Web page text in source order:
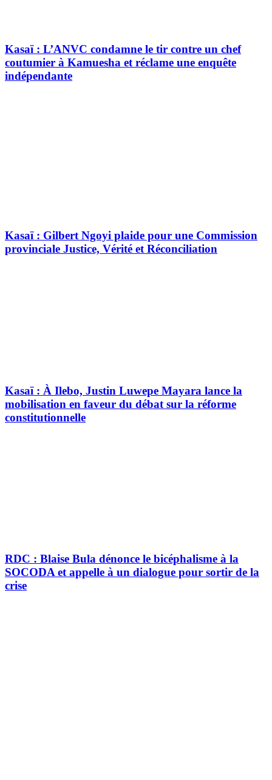
Kasaï : L’ANVC condamne le tir contre un chef
coutumier à Kamuesha et réclame une enquête
indépendante
Kasaï : Gilbert Ngoyi plaide pour une Commission
provinciale Justice, Vérité et Réconciliation
Kasaï : À Ilebo, Justin Luwepe Mayara lance la
mobilisation en faveur du débat sur la réforme
constitutionnelle
RDC : Blaise Bula dénonce le bicéphalisme à la
SOCODA et appelle à un dialogue pour sortir de la
crise